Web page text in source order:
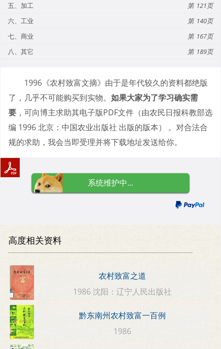
五、加工
121
六、工业
140
七、商业
167
八、其它
189
1996《农村致富文摘》由于是年代较久的资料都绝版
了，几乎不可能购买到实物。 如果大家为了学习确实需
要 ，可向博主求助其电子版PDF文件（由农民日报科教部选
编 1996 北京：中国农业出版社 出版的版本） 。对合法合
规的求助，我会当即受理并将下载地址发送给你。
系统维护中...
高度相关资料
农村致富之道
1986 沈阳：辽宁人民出版社
黔东南州农村致富一百例
1986